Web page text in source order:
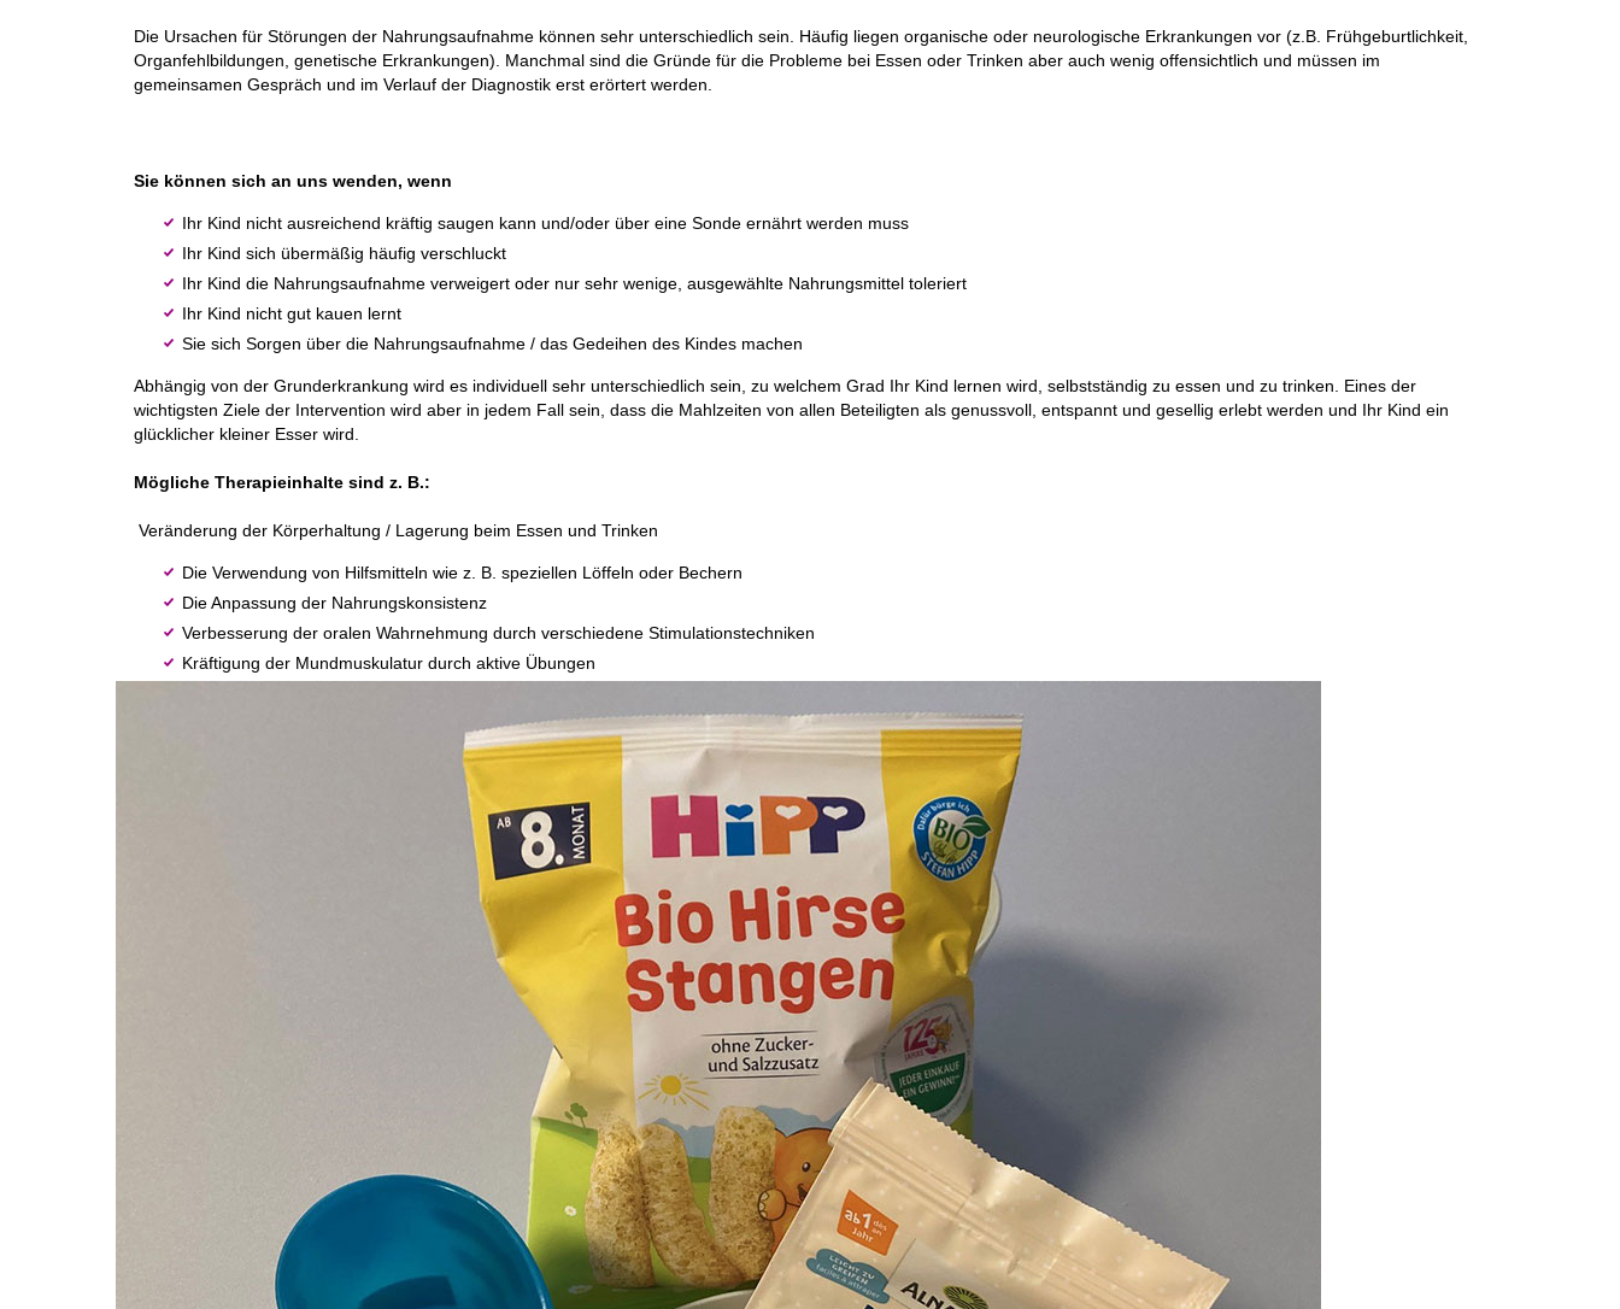
Die Ursachen für Störungen der Nahrungsaufnahme können sehr unterschiedlich sein. Häufig liegen organische oder neurologische Erkrankungen vor (z.B. Frühgeburtlichkeit,
Organfehlbildungen, genetische Erkrankungen). Manchmal sind die Gründe für die Probleme bei Essen oder Trinken aber auch wenig offensichtlich und müssen im
gemeinsamen Gespräch und im Verlauf der Diagnostik erst erörtert werden.
Sie können sich an uns wenden, wenn
Ihr Kind nicht ausreichend kräftig saugen kann und/oder über eine Sonde ernährt werden muss
Ihr Kind sich übermäßig häufig verschluckt
Ihr Kind die Nahrungsaufnahme verweigert oder nur sehr wenige, ausgewählte Nahrungsmittel toleriert
Ihr Kind nicht gut kauen lernt
Sie sich Sorgen über die Nahrungsaufnahme / das Gedeihen des Kindes machen
Abhängig von der Grunderkrankung wird es individuell sehr unterschiedlich sein, zu welchem Grad Ihr Kind lernen wird, selbstständig zu essen und zu trinken. Eines der
wichtigsten Ziele der Intervention wird aber in jedem Fall sein, dass die Mahlzeiten von allen Beteiligten als genussvoll, entspannt und gesellig erlebt werden und Ihr Kind ein
glücklicher kleiner Esser wird.
Mögliche Therapieinhalte sind z. B.:
Veränderung der Körperhaltung / Lagerung beim Essen und Trinken
Die Verwendung von Hilfsmitteln wie z. B. speziellen Löffeln oder Bechern
Die Anpassung der Nahrungskonsistenz
Verbesserung der oralen Wahrnehmung durch verschiedene Stimulationstechniken
Kräftigung der Mundmuskulatur durch aktive Übungen